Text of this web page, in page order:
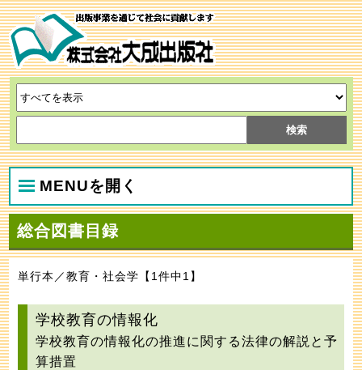
MENUを開く
総合図書目録
単行本／教育・社会学【1件中1】
学校教育の情報化
学校教育の情報化の推進に関する法律の解説と予
算措置